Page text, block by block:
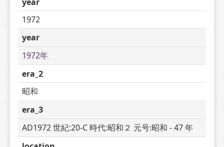
1972
year
1972年
era_2
昭和
era_3
AD1972 世紀:20-C 時代:昭和２ 元号:昭和 - 47 年